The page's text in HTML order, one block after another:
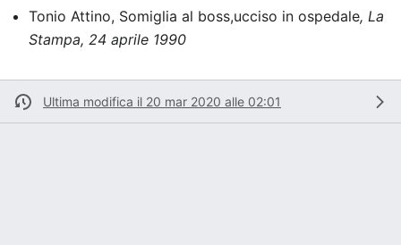
Tonio Attino, Somiglia al boss,ucciso in ospedale, La
Stampa, 24 aprile 1990
Ultima modifica il 20 mar 2020 alle 02:01